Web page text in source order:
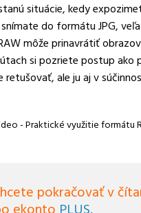
situácie, kedy
do formátu JPG,
môže prinavrátiť
si pozriete postup
retušovať, ale ju aj v
- Praktické využitie formátu
pokračovať v